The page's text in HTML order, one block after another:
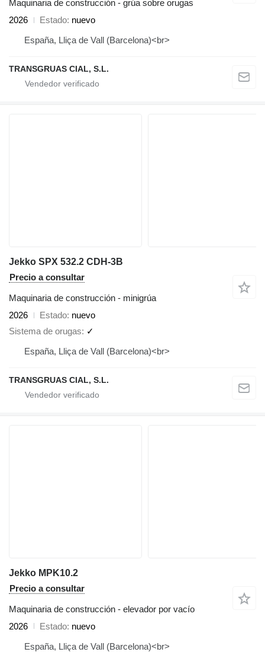
Maquinaria de construcción - grúa sobre orugas
2026
Estado nuevo
España, Lliça de Vall (Barcelona)<br>
TRANSGRUAS CIAL, S.L.
Jekko SPX 532.2 CDH-3B
Precio a consultar
Maquinaria de construcción - minigrúa
2026
Estado nuevo
Sistema de orugas
✓
España, Lliça de Vall (Barcelona)<br>
TRANSGRUAS CIAL, S.L.
Jekko MPK10.2
Precio a consultar
Maquinaria de construcción - elevador por vacío
2026
Estado nuevo
España, Lliça de Vall (Barcelona)<br>